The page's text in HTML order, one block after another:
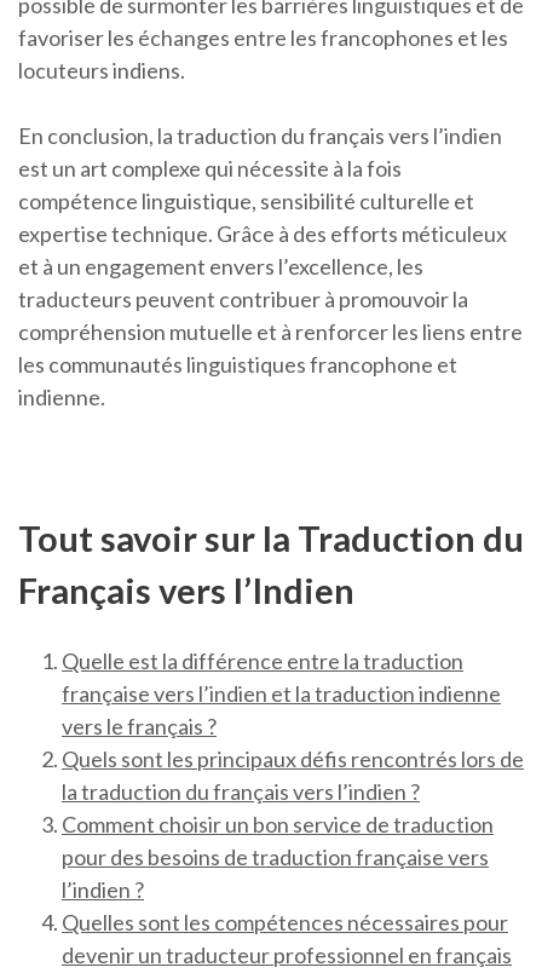
favoriser les échanges entre les francophones et les
locuteurs indiens.
En conclusion, la traduction du français vers l’indien
est un art complexe qui nécessite à la fois
compétence linguistique, sensibilité culturelle et
expertise technique. Grâce à des efforts méticuleux
et à un engagement envers l’excellence, les
traducteurs peuvent contribuer à promouvoir la
compréhension mutuelle et à renforcer les liens entre
les communautés linguistiques francophone et
indienne.
Tout savoir sur la Traduction du
Français vers l’Indien
Quelle est la différence entre la traduction
française vers l’indien et la traduction indienne
vers le français ?
Quels sont les principaux défis rencontrés lors de
la traduction du français vers l’indien ?
Comment choisir un bon service de traduction
pour des besoins de traduction française vers
l’indien ?
Quelles sont les compétences nécessaires pour
devenir un traducteur professionnel en français